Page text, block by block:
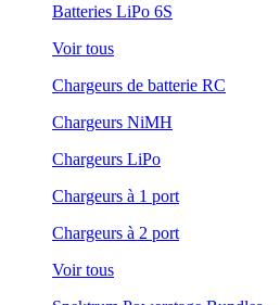
Batteries LiPo 6S
Voir tous
Chargeurs de batterie RC
Chargeurs NiMH
Chargeurs LiPo
Chargeurs à 1 port
Chargeurs à 2 port
Voir tous